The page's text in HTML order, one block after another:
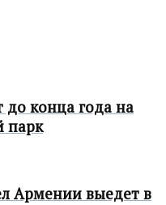
до конца года на
парк
Армении выедет в